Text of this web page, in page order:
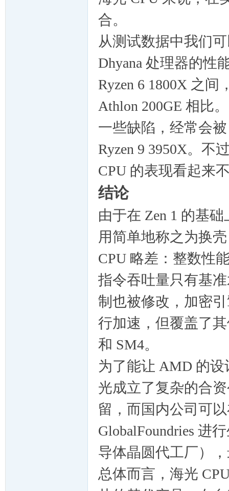
合。
从测试数据中我们
Dhyana 处理器的性
Ryzen 6 1800X 之
Athlon 200GE 相比
一些缺陷，经常会
Ryzen 9 3950X。不
CPU 的表现看起来
结论
由于在 Zen 1 的基
用简单地称之为换
CPU 略差：整数性
指令吞吐量只有基
制也被修改，加密
行加速，但覆盖了
和 SM4。
为了能让 AMD 的
光成立了复杂的合
留，而国内公司可
GlobalFoundries 进
导体晶圆代工厂）
总体而言，海光